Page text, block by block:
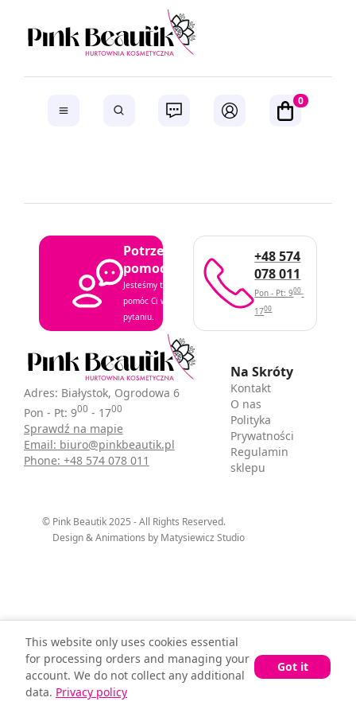
0
Potrzebujesz
pomocy?
Jesteśmy tutaj, aby
pomóc Ci w każdym
pytaniu.
+48 574
078 011
Pon - Pt: 900-
1700
Adres: Białystok, Ogrodowa 6
Pon - Pt: 900 - 1700
Sprawdź na mapie
Email: biuro@pinkbeautik.pl
Phone: +48 574 078 011
Na Skróty
Kontakt
O nas
Polityka
Prywatności
Regulamin
sklepu
© Pink Beautik 2025 - All Rights Reserved.
Design & Animations by Matysiewicz Studio
This website only uses cookies essential
for processing orders and managing your
account. We do not collect any additional
data. Privacy policy
Got it